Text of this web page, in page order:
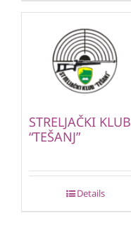
STRELJAČKI KLUB
“TEŠANJ”
Details